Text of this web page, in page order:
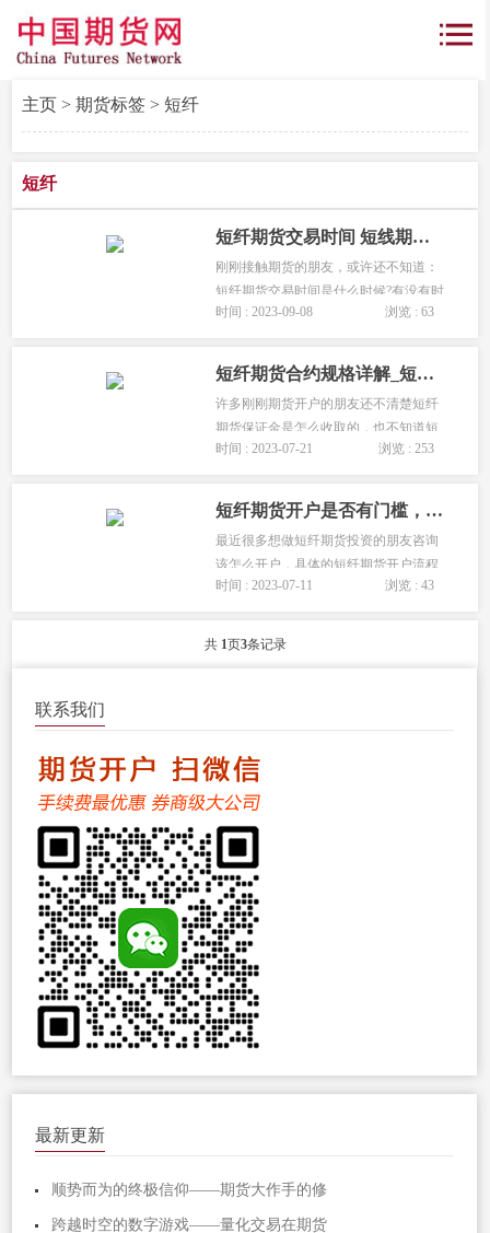
主页> 期货标签> 短纤
短纤
短纤期货交易时间 短线期货交易时间是怎么规定的
刚刚接触期货的朋友，或许还不知道：
短纤期货交易时间是什么时候?有没有时
间表?下面就为大家详细讲解一下：...
时间 : 2023-09-08 浏览 : 63
短纤期货合约规格详解_短纤期货保证金
许多刚刚期货开户的朋友还不清楚短纤
期货保证金是怎么收取的，也不知道短
纤多少钱一手？下面就由期货开户网为
时间 : 2023-07-21 浏览 : 253
短纤期货开户是否有门槛，短纤期货开户流程
最近很多想做短纤期货投资的朋友咨询
该怎么开户，具体的短纤期货开户流程
是什么，短纤开户需要花钱吗?下面有期
户流程。...
时间 : 2023-07-11 浏览 : 43
共 1页3条记录
联系我们
最新更新
顺势而为的终极信仰——期货大作手的修
跨越时空的数字游戏——量化交易在期货